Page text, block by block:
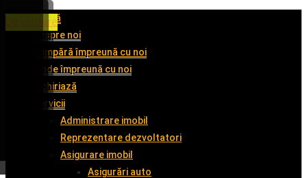
Acasă
Despre noi
Cumpără împreună cu noi
Vinde împreună cu noi
Închiriază
Servicii
Administrare imobil
Reprezentare dezvoltatori
Asigurare imobil
Asigurări auto
De închiriat
De închiriat
De închiriat
De vânzare